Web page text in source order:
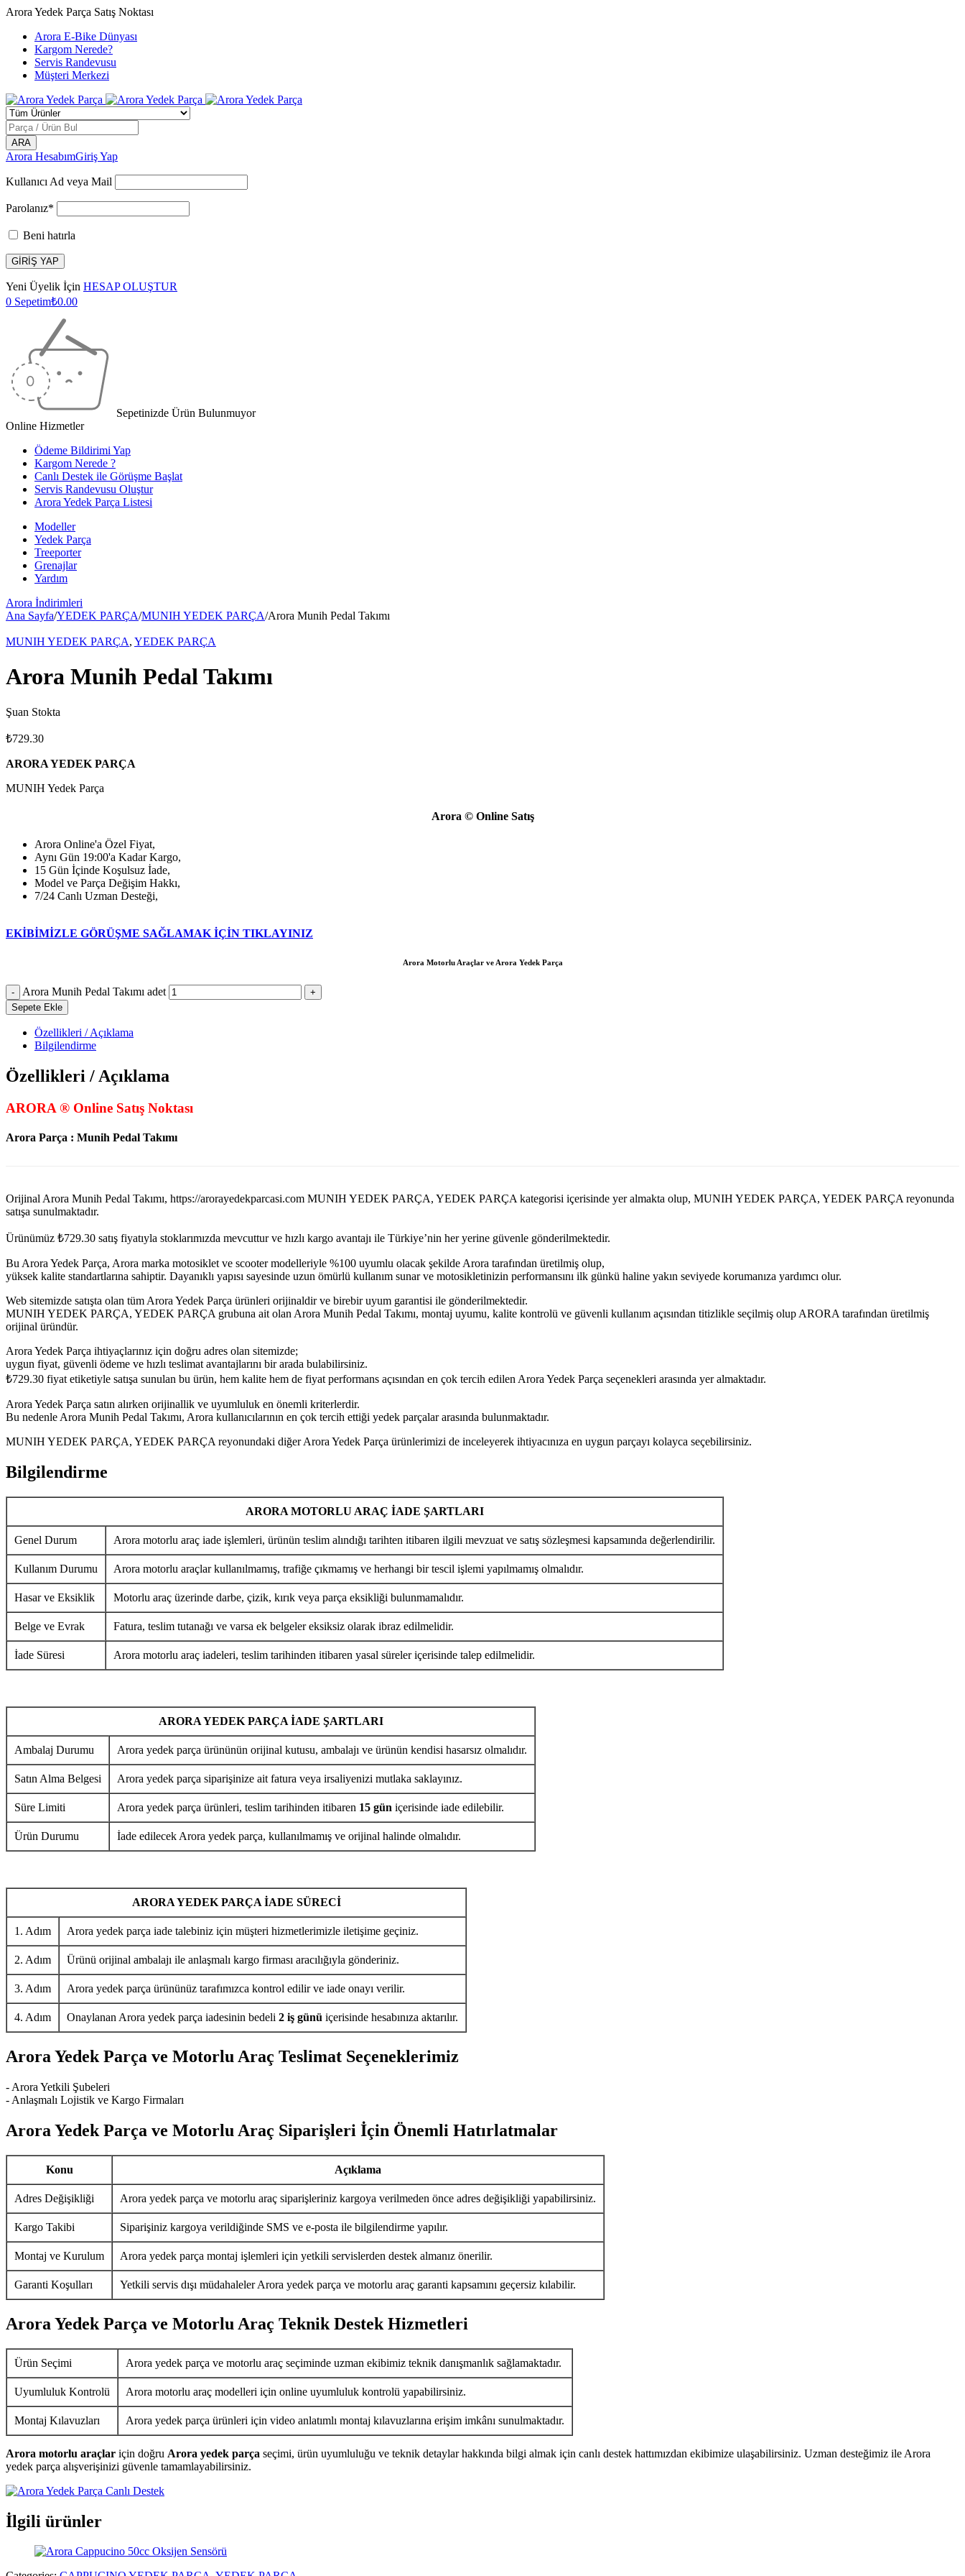
Arora Yedek Parça Satış Noktası
Arora E-Bike Dünyası
Kargom Nerede?
Servis Randevusu
Müşteri Merkezi
Arora HesabımGiriş Yap
Kullanıcı Ad veya Mail
Parolanız*
Beni hatırla
Yeni Üyelik İçin HESAP OLUŞTUR
0 Sepetim₺0.00
Sepetinizde Ürün Bulunmuyor
Online Hizmetler
Ödeme Bildirimi Yap
Kargom Nerede ?
Canlı Destek ile Görüşme Başlat
Servis Randevusu Oluştur
Arora Yedek Parça Listesi
Modeller
Yedek Parça
Treeporter
Grenajlar
Yardım
Arora İndirimleri
Ana Sayfa/YEDEK PARÇA/MUNIH YEDEK PARÇA/Arora Munih Pedal Takımı
MUNIH YEDEK PARÇA, YEDEK PARÇA
Arora Munih Pedal Takımı
Şuan Stokta
₺729.30
ARORA YEDEK PARÇA
MUNIH Yedek Parça
Arora © Online Satış
Arora Online'a Özel Fiyat,
Aynı Gün 19:00'a Kadar Kargo,
15 Gün İçinde Koşulsuz İade,
Model ve Parça Değişim Hakkı,
7/24 Canlı Uzman Desteği,
EKİBİMİZLE GÖRÜŞME SAĞLAMAK İÇİN TIKLAYINIZ
Arora Motorlu Araçlar ve Arora Yedek Parça
Arora Munih Pedal Takımı adet
Sepete Ekle
Özellikleri / Açıklama
Bilgilendirme
Özellikleri / Açıklama
ARORA ® Online Satış Noktası
Arora Parça : Munih Pedal Takımı
Orijinal Arora Munih Pedal Takımı, https://arorayedekparcasi.com MUNIH YEDEK PARÇA, YEDEK PARÇA kategorisi içerisinde yer almakta olup, MUNIH YEDEK PARÇA, YEDEK PARÇA reyonunda
satışa sunulmaktadır.
Ürünümüz ₺729.30 satış fiyatıyla stoklarımızda mevcuttur ve hızlı kargo avantajı ile Türkiye’nin her yerine güvenle gönderilmektedir.
Bu Arora Yedek Parça, Arora marka motosiklet ve scooter modelleriyle %100 uyumlu olacak şekilde Arora tarafından üretilmiş olup,
yüksek kalite standartlarına sahiptir. Dayanıklı yapısı sayesinde uzun ömürlü kullanım sunar ve motosikletinizin performansını ilk günkü haline yakın seviyede korumanıza yardımcı olur.
Web sitemizde satışta olan tüm Arora Yedek Parça ürünleri orijinaldir ve birebir uyum garantisi ile gönderilmektedir.
MUNIH YEDEK PARÇA, YEDEK PARÇA grubuna ait olan Arora Munih Pedal Takımı, montaj uyumu, kalite kontrolü ve güvenli kullanım açısından titizlikle seçilmiş olup ARORA tarafından üretilmiş
orijinal üründür.
Arora Yedek Parça ihtiyaçlarınız için doğru adres olan sitemizde;
uygun fiyat, güvenli ödeme ve hızlı teslimat avantajlarını bir arada bulabilirsiniz.
₺729.30 fiyat etiketiyle satışa sunulan bu ürün, hem kalite hem de fiyat performans açısından en çok tercih edilen Arora Yedek Parça seçenekleri arasında yer almaktadır.
Arora Yedek Parça satın alırken orijinallik ve uyumluluk en önemli kriterlerdir.
Bu nedenle Arora Munih Pedal Takımı, Arora kullanıcılarının en çok tercih ettiği yedek parçalar arasında bulunmaktadır.
MUNIH YEDEK PARÇA, YEDEK PARÇA reyonundaki diğer Arora Yedek Parça ürünlerimizi de inceleyerek ihtiyacınıza en uygun parçayı kolayca seçebilirsiniz.
Bilgilendirme
ARORA MOTORLU ARAÇ İADE ŞARTLARI
Genel Durum Arora motorlu araç iade işlemleri, ürünün teslim alındığı tarihten itibaren ilgili mevzuat ve satış sözleşmesi kapsamında değerlendirilir.
Kullanım Durumu Arora motorlu araçlar kullanılmamış, trafiğe çıkmamış ve herhangi bir tescil işlemi yapılmamış olmalıdır.
Hasar ve Eksiklik Motorlu araç üzerinde darbe, çizik, kırık veya parça eksikliği bulunmamalıdır.
Belge ve Evrak Fatura, teslim tutanağı ve varsa ek belgeler eksiksiz olarak ibraz edilmelidir.
İade Süresi Arora motorlu araç iadeleri, teslim tarihinden itibaren yasal süreler içerisinde talep edilmelidir.
ARORA YEDEK PARÇA İADE ŞARTLARI
Ambalaj Durumu Arora yedek parça ürününün orijinal kutusu, ambalajı ve ürünün kendisi hasarsız olmalıdır.
Satın Alma Belgesi Arora yedek parça siparişinize ait fatura veya irsaliyenizi mutlaka saklayınız.
Süre Limiti Arora yedek parça ürünleri, teslim tarihinden itibaren 15 gün içerisinde iade edilebilir.
Ürün Durumu İade edilecek Arora yedek parça, kullanılmamış ve orijinal halinde olmalıdır.
ARORA YEDEK PARÇA İADE SÜRECİ
1. Adım Arora yedek parça iade talebiniz için müşteri hizmetlerimizle iletişime geçiniz.
2. Adım Ürünü orijinal ambalajı ile anlaşmalı kargo firması aracılığıyla gönderiniz.
3. Adım Arora yedek parça ürününüz tarafımızca kontrol edilir ve iade onayı verilir.
4. Adım Onaylanan Arora yedek parça iadesinin bedeli 2 iş günü içerisinde hesabınıza aktarılır.
Arora Yedek Parça ve Motorlu Araç Teslimat Seçeneklerimiz
- Arora Yetkili Şubeleri
- Anlaşmalı Lojistik ve Kargo Firmaları
Arora Yedek Parça ve Motorlu Araç Siparişleri İçin Önemli Hatırlatmalar
Konu Açıklama
Adres Değişikliği Arora yedek parça ve motorlu araç siparişleriniz kargoya verilmeden önce adres değişikliği yapabilirsiniz.
Kargo Takibi Siparişiniz kargoya verildiğinde SMS ve e-posta ile bilgilendirme yapılır.
Montaj ve Kurulum Arora yedek parça montaj işlemleri için yetkili servislerden destek almanız önerilir.
Garanti Koşulları Yetkili servis dışı müdahaleler Arora yedek parça ve motorlu araç garanti kapsamını geçersiz kılabilir.
Arora Yedek Parça ve Motorlu Araç Teknik Destek Hizmetleri
Ürün Seçimi Arora yedek parça ve motorlu araç seçiminde uzman ekibimiz teknik danışmanlık sağlamaktadır.
Uyumluluk Kontrolü Arora motorlu araç modelleri için online uyumluluk kontrolü yapabilirsiniz.
Montaj Kılavuzları Arora yedek parça ürünleri için video anlatımlı montaj kılavuzlarına erişim imkânı sunulmaktadır.
Arora motorlu araçlar için doğru Arora yedek parça seçimi, ürün uyumluluğu ve teknik detaylar hakkında bilgi almak için canlı destek hattımızdan ekibimize ulaşabilirsiniz. Uzman desteğimiz ile Arora
yedek parça alışverişinizi güvenle tamamlayabilirsiniz.
İlgili ürünler